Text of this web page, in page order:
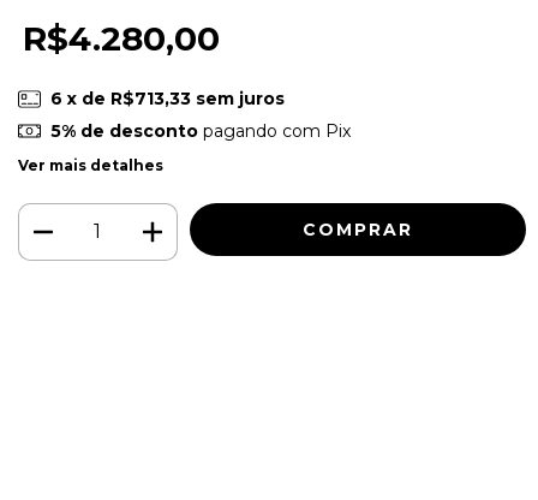
R$4.280,00
6 x de R$713,33 sem juros
5% de descontopagando com Pix
Ver mais detalhes